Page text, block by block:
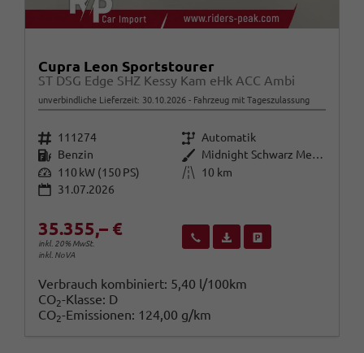
Cupra Leon Sportstourer
ST DSG Edge SHZ Kessy Kam eHk ACC Ambi
unverbindliche Lieferzeit: 30.10.2026 Fahrzeug mit Tageszulassung
Fahrzeugnr. 111274 Getriebe Automatik
Kraftstoff Benzin Außenfarbe
Midnight Schwarz Metallic
Leistung 110 kW (150 PS) Kilometerstand
10 km
31.07.2026
35.355,– €
inkl. 20% MwSt.
inkl. NoVA
Wir rufen Sie anFahrzeugexposé (PDF)
Verbrauch kombiniert: 5,40 l/100km
CO2-Klasse: D
CO2-Emissionen: 124,00 g/km